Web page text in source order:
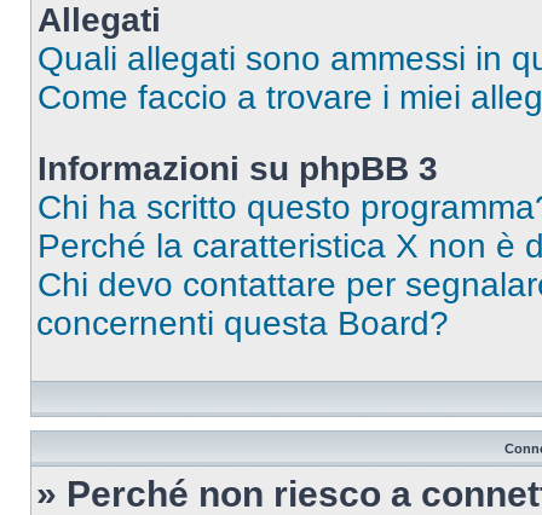
Allegati
Quali allegati sono ammessi in
Come faccio a trovare i miei
Informazioni su phpBB 3
Chi ha scritto questo
Perché la caratteristica X non è
Chi devo contattare per
concernenti questa Board?
» Perché non riesco a